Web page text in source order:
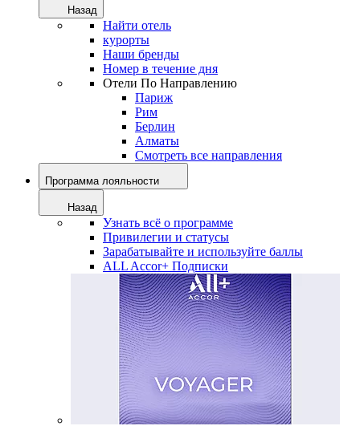
Назад
Найти отель
курорты
Наши бренды
Номер в течение дня
Отели По Направлению
Париж
Рим
Берлин
Алматы
Смотреть все направления
Программа лояльности
Назад
Узнать всё о программе
Привилегии и статусы
Зарабатывайте и используйте баллы
ALL Accor+ Подписки